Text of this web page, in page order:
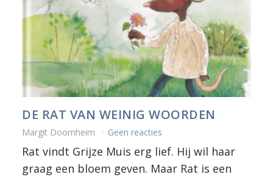
DE RAT VAN WEINIG WOORDEN
Margit Doornheim Geen reacties
Rat vindt Grijze Muis erg lief. Hij wil haar
graag een bloem geven. Maar Rat is een